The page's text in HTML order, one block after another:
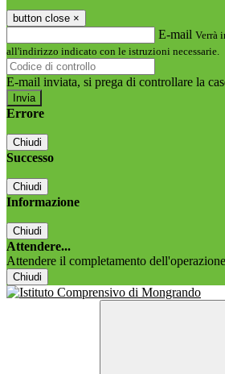
button close ×
E-mail Verrà
all'indirizzo indicato con le istruzioni necessarie.
E-mail inviata, si prega di controllare la
Errore
Chiudi
Successo
Chiudi
Informazione
Chiudi
Attendere...
Attendere il completamento
Chiudi